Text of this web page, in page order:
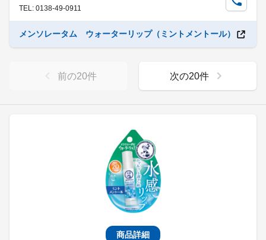
商品詳細
TEL: 0138-49-0911
メンソレータム ウォーターリップ（ミントメントール）
前の20件 次の20件